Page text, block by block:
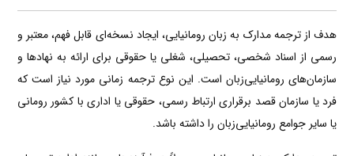
هدف از ترجمه مدارک به زبان رومانیایی، ایجاد نسخه‌ای قابل فهم، معتبر و
رسمی از اسناد شخصی، تحصیلی، شغلی یا حقوقی برای ارائه به نهادها و
سازمان‌های رومانیایی‌زبان است. این نوع ترجمه زمانی مورد نیاز است که
فرد یا سازمان قصد برقراری ارتباط رسمی، حقوقی یا اداری با کشور رومانی
یا سایر جوامع رومانیایی‌زبان را داشته باشد.